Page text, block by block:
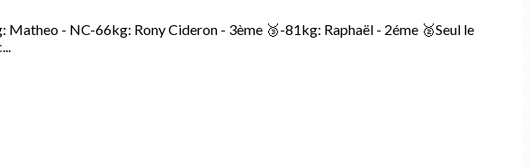
- NC-66kg: Rony Cideron - 3ème 🥉-81kg: Raphaël - 2éme 🥈Seul le